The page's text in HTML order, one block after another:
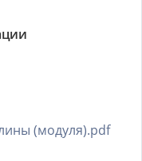
(модуля).pdf